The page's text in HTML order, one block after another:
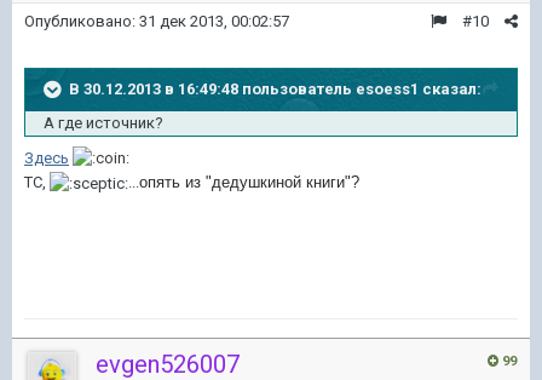
#10
Опубликовано: 31 дек 2013, 00:02:57
В 30.12.2013 в 16:49:48 пользователь esoess1 сказал:
А где источник?
Здесь
ТС,
...опять из "дедушкиной книги"?
99
evgen526007